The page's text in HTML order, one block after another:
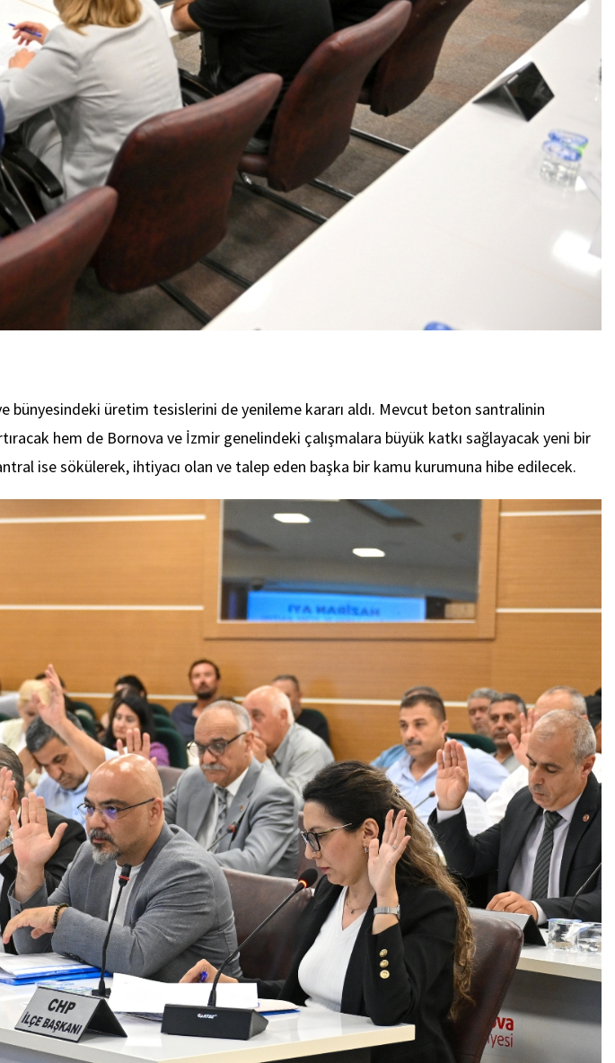
üretim tesislerini de yenileme kararı aldı. Mevcut beton santralinin
hem de Bornova ve İzmir genelindeki çalışmalara büyük katkı sağlayacak yeni bir
ise sökülerek, ihtiyacı olan ve talep eden başka bir kamu kurumuna hibe edilecek.